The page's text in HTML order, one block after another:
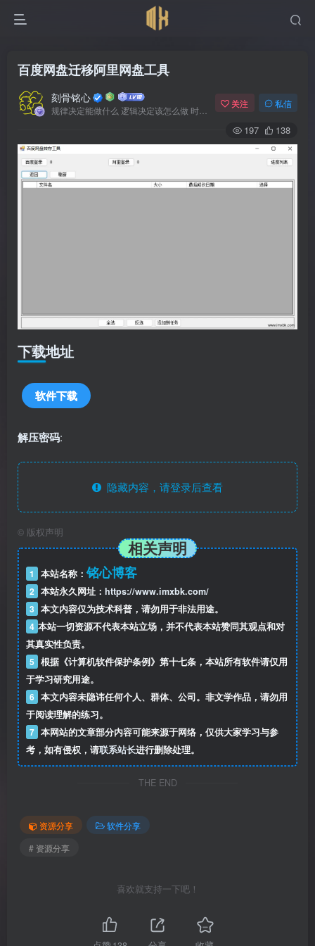
百度网盘迁移阿里网盘工具
刻骨铭心 关注 私信
197 138
下载地址
软件下载
解压密码:
隐藏内容，请登录后查看
© 版权声明
相关声明
1 本站名称：铭心博客
2 本站永久网址： https://www.imxbk.com/
3 本文内容仅为技术科普，请勿用于非法用途。
4 本站一切资源不代表本站立场，并不代表本站赞同其观点和对
其真实性负责。
5 根据《计算机软件保护条例》第十七条，本站所有软件请仅用
于学习研究用途。
6 本文内容未隐讳任何个人、群体、公司。非文学作品，请勿用
于阅读理解的练习。
7 本网站的文章部分内容可能来源于网络，仅供大家学习与参
考，如有侵权，请联系站长进行删除处理。
THE END
资源分享
软件分享
# 资源分享
喜欢就支持一下吧！